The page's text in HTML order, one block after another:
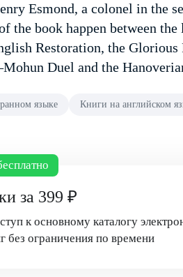
Esmond, a colonel in the
the book happen between
Restoration, the
Duel and the
языке Книги на английском
за 399 ₽
к основному каталогу
без ограничения по времени